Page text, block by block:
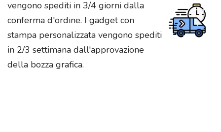
vengono spediti in 3/4 giorni dalla
conferma d'ordine. I gadget con
stampa personalizzata vengono spediti
in 2/3 settimana dall'approvazione
della bozza grafica.